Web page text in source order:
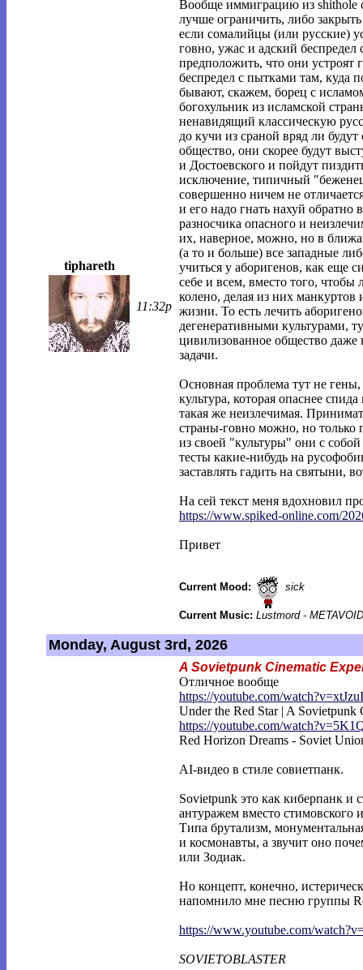
tiphareth
11:32p
Вообще иммиграцию из shithole
лучше ограничить, либо
если сомалийцы (или русские)
говно, ужас и адский
предположить, что они устроят
беспредел с пытками там, куда
бывают, скажем, борец с
богохульник из исламской
ненавидящий классическую
до кучи из сраной вряд ли
общество, они скорее будут
и Достоевского и пойдут
исключение, типичный
совершенно ничем не
и его надо гнать нахуй обратно
разносчика опасного и
их, наверное, можно, но в
(а то и больше) все западные
учиться у аборигенов, как еще
себе и всем, вместо того, чтобы
колено, делая из них манкуртов
жизни. То есть лечить
дегенеративными культурами,
цивилизованное общество даже
задачи.
Основная проблема тут не гены,
культура, которая опаснее
такая же неизлечимая.
страны-говно можно, но только
из своей "культуры" они с
тесты какие-нибудь на
заставлять гадить на святыни,
На сей текст меня вдохновил
https://www.spiked-online.com/
Привет
Current Mood: sick
Current Music: Lustmord - METAVOID
Monday, August 3rd, 2026
A Sovietpunk Cinematic
Отличное вообще
https://youtube.com/
Under the Red Star | A Sovietpunk
https://youtube.com/
Red Horizon Dreams - Soviet
AI-видео в стиле совиетпанк.
Sovietpunk это как киберпанк и
антуражем вместо стимовского
Типа брутализм,
и космонавты, а звучит оно
или Зодиак.
Но концепт, конечно,
напомнило мне песню группы
https://www.youtube.com/
SOVIETOBLASTER